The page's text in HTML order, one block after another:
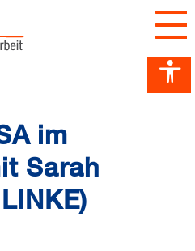
Dashboard öffnen
anzeigen
springenanzeigen
im
Sarah